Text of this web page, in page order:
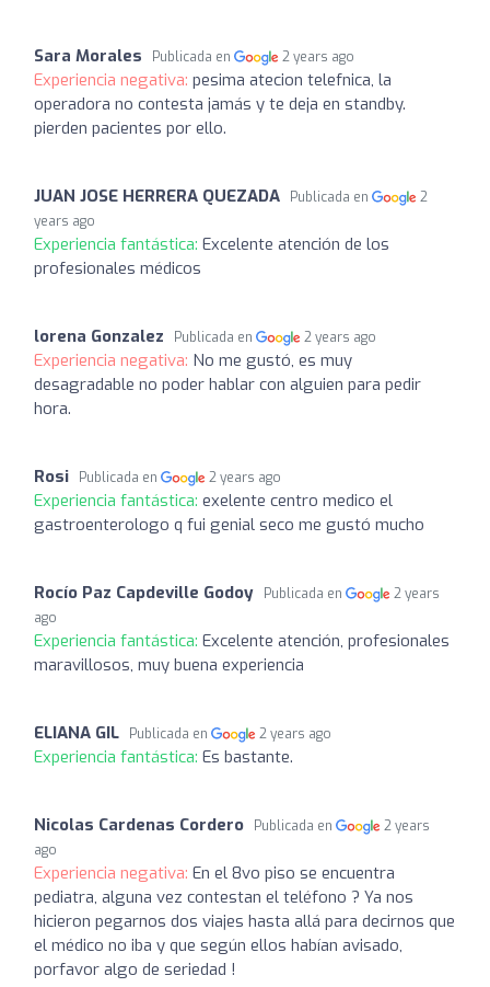
Sara Morales Publicada en 2 years ago
Experiencia negativa: pesima atecion telefnica, la
operadora no contesta jamás y te deja en standby.
pierden pacientes por ello.
JUAN JOSE HERRERA QUEZADA Publicada en
2
years ago
Experiencia fantástica: Excelente atención de los
profesionales médicos
lorena Gonzalez Publicada en 2 years ago
Experiencia negativa: No me gustó, es muy
desagradable no poder hablar con alguien para pedir
hora.
Rosi Publicada en 2 years ago
Experiencia fantástica: exelente centro medico el
gastroenterologo q fui genial seco me gustó mucho
Rocío Paz Capdeville Godoy Publicada en
2 years
ago
Experiencia fantástica: Excelente atención, profesionales
maravillosos, muy buena experiencia
ELIANA GIL Publicada en 2 years ago
Experiencia fantástica: Es bastante.
Nicolas Cardenas Cordero Publicada en
2 years
ago
Experiencia negativa: En el 8vo piso se encuentra
pediatra, alguna vez contestan el teléfono ? Ya nos
hicieron pegarnos dos viajes hasta allá para decirnos que
el médico no iba y que según ellos habían avisado,
porfavor algo de seriedad !